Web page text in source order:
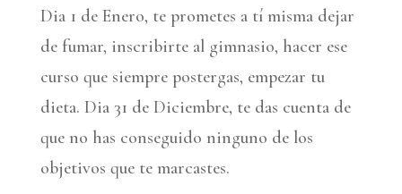
Dia 1 de Enero, te prometes a tí misma dejar
de fumar, inscribirte al gimnasio, hacer ese
curso que siempre postergas, empezar tu
dieta. Dia 31 de Diciembre, te das cuenta de
que no has conseguido ninguno de los
objetivos que te marcastes.